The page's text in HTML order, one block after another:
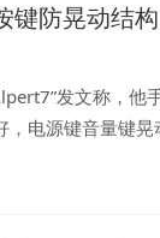
键防晃动结
发文称，
电源键音量键晃